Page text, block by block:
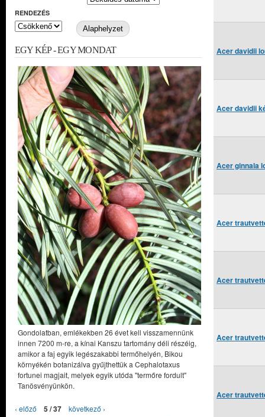
Acer davidii
Acer davidii
Acer ginnala
Acer
Acer
Acer
Acer
RENDEZÉS
EGY KÉP - EGY MONDAT
Gondolatban, emlékekben 26 évet kell visszamennünk
innen 7200 m-re, a kínai Kanszu tartomány déli részéig,
amikor a faj egyik legészakabbi termőhelyén, Bikou
környékén botanizálva gyűjthettük a Cephalotaxus
fortunei magjait, melyek egyik utóda "termőre fordult"
Tanösvényünkön.
‹ előző 5 / 37 következő ›